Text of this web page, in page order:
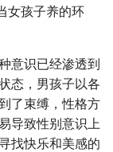
女孩子养的环
意识已经渗透到
态，男孩子以各
了束缚，性格方
导致性别意识上
找快乐和美感的